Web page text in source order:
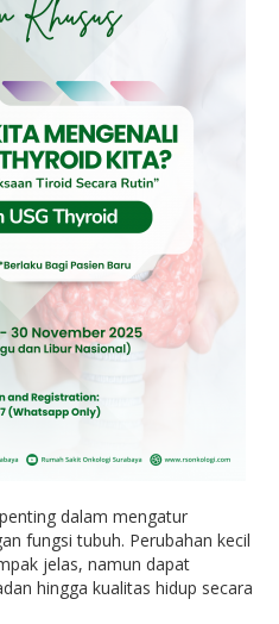
dalam mengatur
fungsi tubuh. Perubahan kecil
jelas, namun dapat
hingga kualitas hidup secara